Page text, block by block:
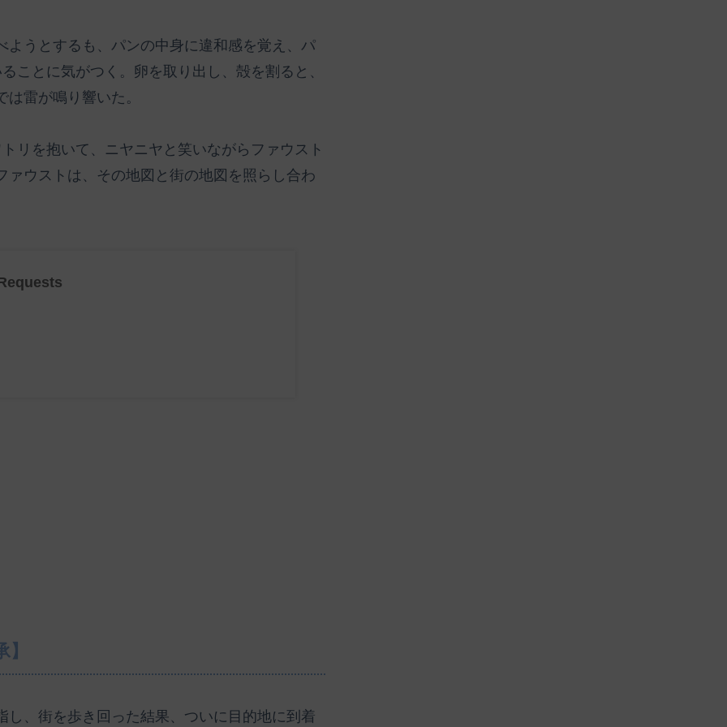
うとするも、パンの中身に違和感を覚え、パ
ことに気がつく。卵を取り出し、殻を割ると、
雷が鳴り響いた。
リを抱いて、ニヤニヤと笑いながらファウスト
ウストは、その地図と街の地図を照らし合わ
、街を歩き回った結果、ついに目的地に到着